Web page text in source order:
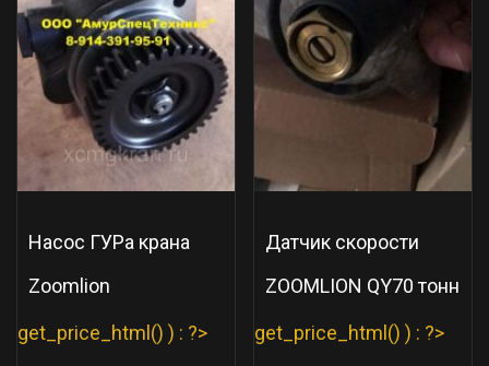
Насос ГУРа крана
Zoomlion
get_price_html() ) : ?>
Датчик скорости
ZOOMLION QY70 тонн
get_price_html() ) : ?>